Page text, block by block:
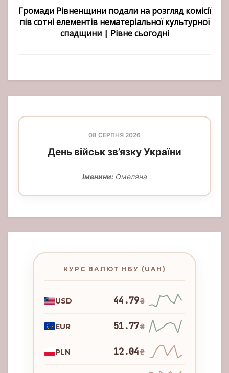
Громади Рівненщини подали на розгляд комісії
пів сотні елементів нематеріальної культурної
спадщини | Рівне сьогодні
08 СЕРПНЯ 2026
День військ зв’язку України
Іменини:Омеляна
КУРС ВАЛЮТ НБУ (UAH)
USD 44.79₴
EUR 51.77₴
PLN 12.04₴